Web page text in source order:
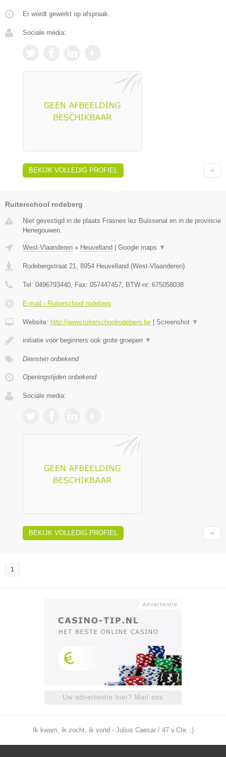
Er wordt gewerkt op afspraak.
Sociale media:
BEKIJK VOLLEDIG PROFIEL
Ruiterschool rodeberg
Niet gevestigd in de plaats Frasnes lez Buissenal en in de provincie
Henegouwen.
West-Vlaanderen » Heuvelland | Google maps ▼
Rodebergstraat 21 8954 Heuvelland (West-Vlaanderen)
Tel: 0496793440 , Fax: 057447457 , BTW-nr: 675058038
E-mail › Ruiterschool rodeberg
Website: http://www.ruiterschoolrodeberg.be | Screenshot ▼
initiatie voor beginners ook grote groepen ▼
Diensten onbekend
Openingstijden onbekend
Sociale media:
BEKIJK VOLLEDIG PROFIEL
1
Uw advertentie hier? Mail ons
Ik kwam, ik zocht, ik vond - Julius Caesar / 47 v.Chr. ;)